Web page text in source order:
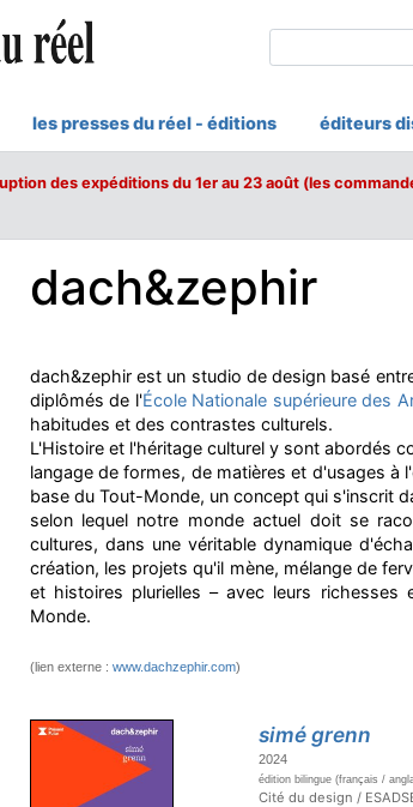
les presses du réel - éditions éditeurs
des expéditions du 1er au 23 août (les
dach&zephir
dach&zephir est un studio de design basé
diplômés de l'École Nationale supérieure des
habitudes et des contrastes culturels.
L'Histoire et l'héritage culturel y sont abordés
langage de formes, de matières et d'usages à
base du Tout-Monde, un concept qui s'inscrit
selon lequel notre monde actuel doit se
cultures, dans une véritable dynamique
création, les projets qu'il mène, mélange de
et histoires plurielles – avec leurs richesses
Monde.
(lien externe : www.dachzephir.com)
simé grenn
2024
édition bilingue (français /
Cité du design /